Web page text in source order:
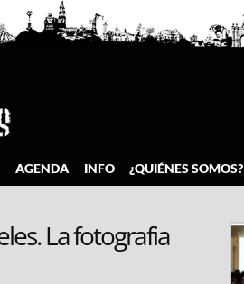
AGENDA INFO ¿QUIÉNES SOMOS?
La fotografia